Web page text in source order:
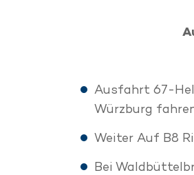
Ausfahrt 67-
Würzburg
Weiter Auf B8
Bei